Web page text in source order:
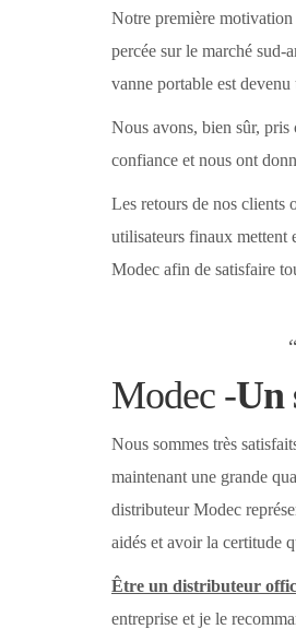
Notre première
percée sur le marché
vanne portable est
Nous avons, bien sûr, pris
confiance et nous ont
Les retours de nos clients
utilisateurs finaux mettent
Modec afin de satisfaire
Modec -Un
Nous sommes très
maintenant une grande
distributeur Modec
aidés et avoir la certitude
Être un distributeur
entreprise et je le